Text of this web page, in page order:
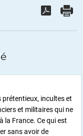
prétentieux, incultes et
et militaires qui ne
la France. Ce qui est
sans avoir de